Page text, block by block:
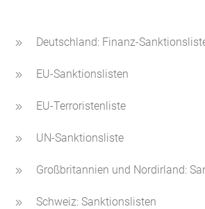
Deutschland: Finanz-
EU-Sanktionslisten
EU-Terroristenliste
UN-Sanktionsliste
Großbritannien und Nordirland:
Schweiz: Sanktionslisten